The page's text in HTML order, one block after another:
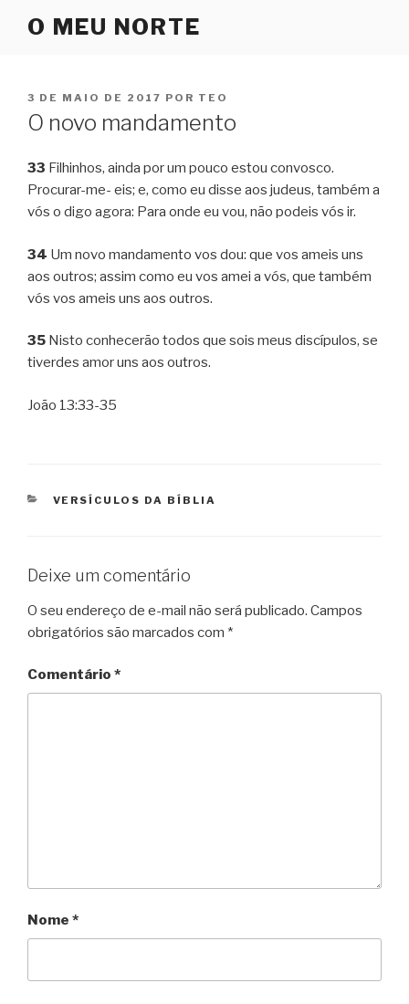
O MEU NORTE
PUBLICADO
EM
3 DE MAIO DE 2017 POR TEO
O novo mandamento
33 Filhinhos, ainda por um pouco estou convosco.
Procurar-me- eis; e, como eu disse aos judeus, também a
vós o digo agora: Para onde eu vou, não podeis vós ir.
34 Um novo mandamento vos dou: que vos ameis uns
aos outros; assim como eu vos amei a vós, que também
vós vos ameis uns aos outros.
35 Nisto conhecerão todos que sois meus discípulos, se
tiverdes amor uns aos outros.
João 13:33-35
CATEGORIAS
VERSÍCULOS DA BÍBLIA
Deixe um comentário
O seu endereço de e-mail não será publicado. Campos
obrigatórios são marcados com *
Comentário *
Nome *